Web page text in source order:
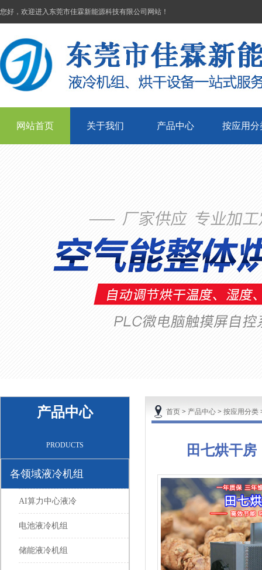
您好，欢迎进入东莞市佳霖新能源科技有限公司网站！
网站首页 关于我们 产品中心 按应用分
产品中心
PRODUCTS
各领域液冷机组
AI算力中心液冷
电池液冷机组
储能液冷机组
首页 > 产品中心 > 按应用分类
田七烘干房